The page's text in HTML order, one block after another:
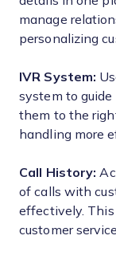
manage
personalizing
IVR System:
system to
them to the
handling more
Call History:
of calls with
effectively.
customer service.